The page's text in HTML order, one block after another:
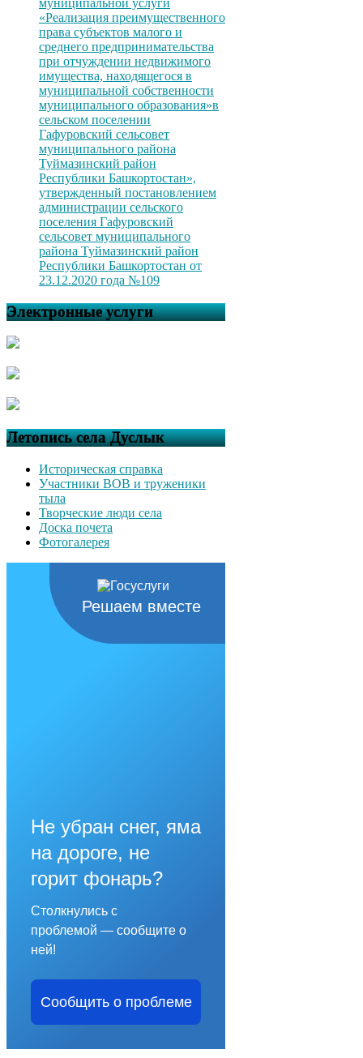
«Реализация преимущественного
права субъектов малого и
среднего предпринимательства
при отчуждении недвижимого
имущества, находящегося в
муниципальной собственности
муниципального образования»в
сельском поселении
Гафуровский сельсовет
муниципального района
Туймазинский район
Республики Башкортостан»,
утвержденный постановлением
администрации сельского
поселения Гафуровский
сельсовет муниципального
района Туймазинский район
Республики Башкортостан от
23.12.2020 года №109
Электронные услуги
Летопись села Дуслык
Историческая справка
Участники ВОВ и труженики
тыла
Творческие люди села
Доска почета
Фотогалерея
Решаем вместе
Не убран снег, яма
на дороге, не
горит фонарь?
Столкнулись с
проблемой — сообщите о
ней!
Сообщить о проблеме